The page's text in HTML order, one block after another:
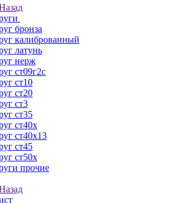
бронза
калиброванный
латунь
нерж
ст09г2с
ст10
ст20
ст3
ст35
ст40х
ст40х13
ст45
ст50х
прочие